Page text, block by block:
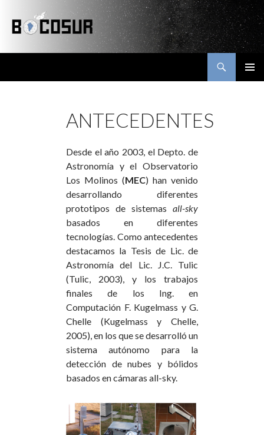
ANTECEDENTES
Desde el año 2003, el Depto. de
Astronomía y el Observatorio
Los Molinos (MEC) han venido
desarrollando diferentes
prototipos de sistemas all-sky
basados en diferentes
tecnologías. Como antecedentes
destacamos la Tesis de Lic. de
Astronomía del Lic. J.C. Tulic
(Tulic, 2003), y los trabajos
finales de los Ing. en
Computación F. Kugelmass y G.
Chelle (Kugelmass y Chelle,
2005), en los que se desarrolló un
sistema autónomo para la
detección de nubes y bólidos
basados en cámaras all-sky.